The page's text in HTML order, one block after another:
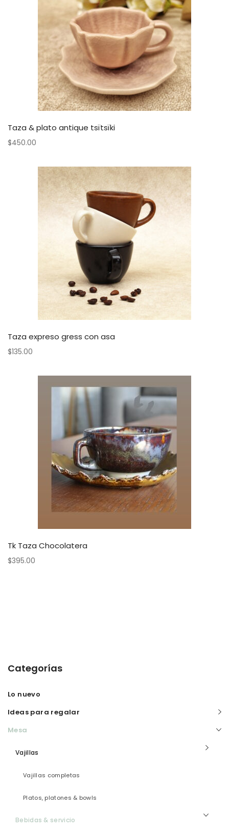
Taza & plato antique tsïtsïki
$450.00
Taza expreso gress con asa
$135.00
Tk Taza Chocolatera
$395.00
Categorías
Lo nuevo
Ideas para regalar
Mesa
Vajillas
Vajillas completas
Platos, platones & bowls
Bebidas & servicio